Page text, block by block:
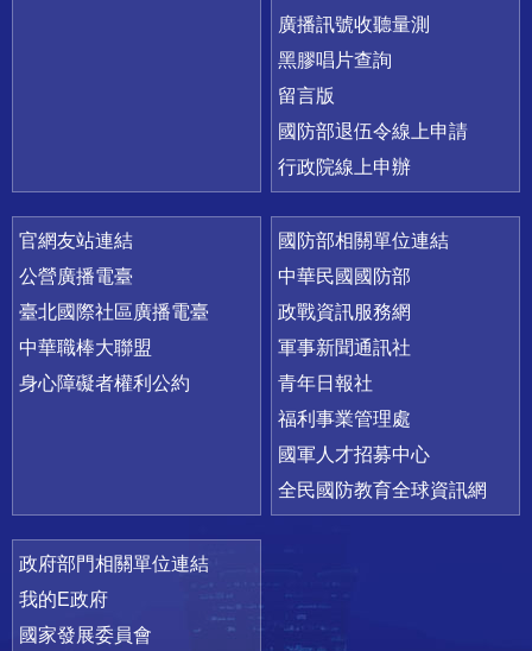
廣播訊號收聽量測
黑膠唱片查詢
留言版
國防部退伍令線上申請
行政院線上申辦
官網友站連結
公營廣播電臺
臺北國際社區廣播電臺
中華職棒大聯盟
身心障礙者權利公約
國防部相關單位連結
中華民國國防部
政戰資訊服務網
軍事新聞通訊社
青年日報社
福利事業管理處
國軍人才招募中心
全民國防教育全球資訊網
政府部門相關單位連結
我的E政府
國家發展委員會